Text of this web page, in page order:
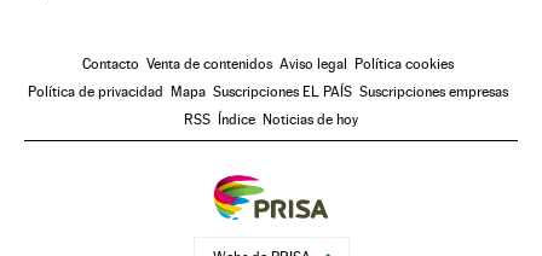
Contacto Venta de contenidos Aviso legal
Política cookies
Política de privacidad
Mapa Suscripciones EL PAÍS Suscripciones empresas
RSS
Índice Noticias de hoy